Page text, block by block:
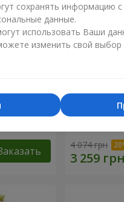
Букет
4 074 грн
сохранять информацию
данные.
использовать Ваши
изменить свой выбор